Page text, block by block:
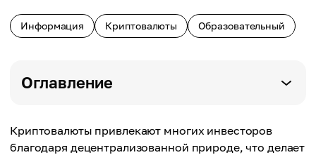
Информация Криптовалюты Образовательный
Оглавление
Криптовалюты привлекают многих инвесторов
благодаря децентрализованной природе, что делает